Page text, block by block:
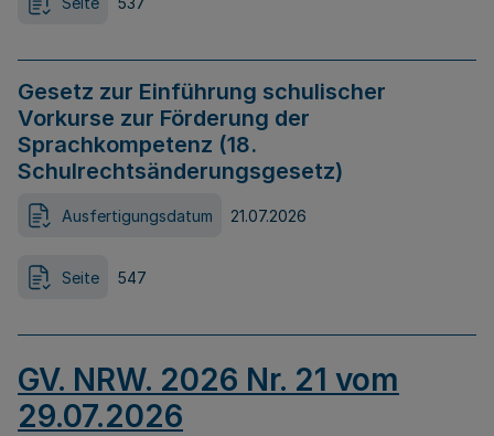
Gesetz zur Einführung schulischer
Vorkurse zur Förderung der
Sprachkompetenz (18.
Schulrechtsänderungsgesetz)
Ausfertigungsdatum 21.07.2026
Seite 547
GV. NRW. 2026 Nr. 21 vom
29.07.2026